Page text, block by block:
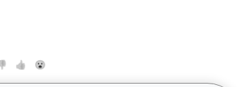
👍 😮